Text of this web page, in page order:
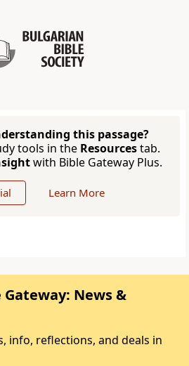
this passage?
tools in the Resourcestab.
with Bible Gateway Plus.
Learn More
News &
info, reflections, and deals in